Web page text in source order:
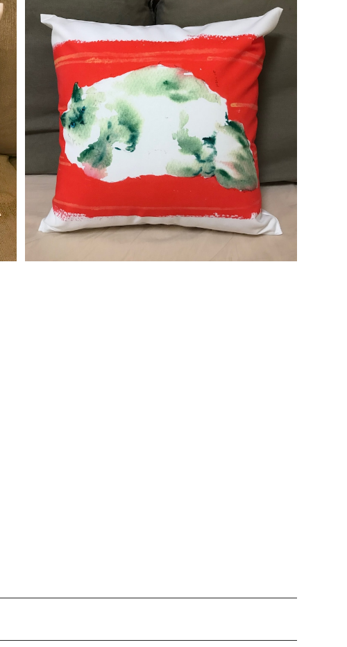
ne22co クッションカバー【赤い絨毯と猫】
¥6,000